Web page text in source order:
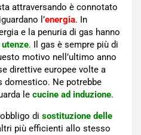
attraversando è connotato
l’energia. In
e la penuria di gas hanno
. Il gas è sempre più di
motivo nell’ultimo anno
direttive europee volte a
domestico. Ne potrebbe
le cucine ad induzione.
di sostituzione delle
più efficienti allo stesso